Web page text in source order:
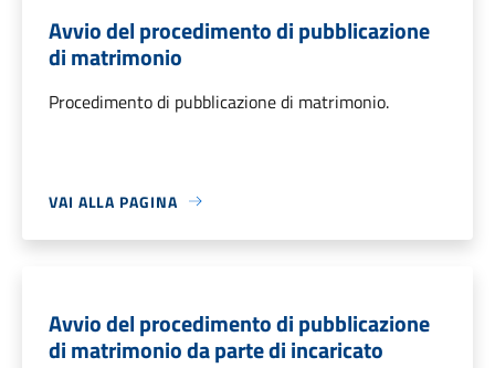
Avvio del procedimento di pubblicazione
di matrimonio
Procedimento di pubblicazione di matrimonio.
VAI ALLA PAGINA
Avvio del procedimento di pubblicazione
di matrimonio da parte di incaricato